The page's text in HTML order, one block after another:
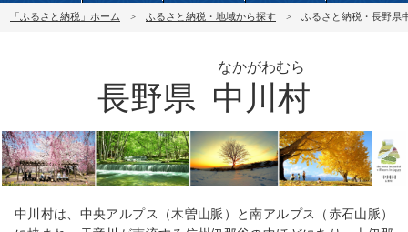
「ふるさと納税」ホーム ふるさと納税・地域から探す ふるさと納税・長野県
長野県 中川村
なかがわむら
中川村は、中央アルプス（木曽山脈）と南アルプス（赤石山脈）